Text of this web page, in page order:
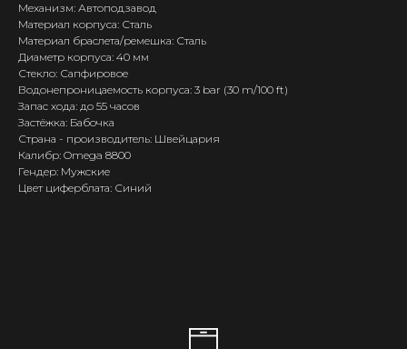
Механизм: Автоподзавод
Материал корпуса: Сталь
Материал браслета/ремешка: Сталь
Диаметр корпуса: 40 мм
Стекло: Сапфировое
Водонепроницаемость корпуса: 3 bar (30 m/100 ft)
Запас хода: до 55 часов
Застёжка: Бабочка
Страна - производитель: Швейцария
Калибр: Omega 8800
Гендер: Мужские
Цвет циферблата: Синий